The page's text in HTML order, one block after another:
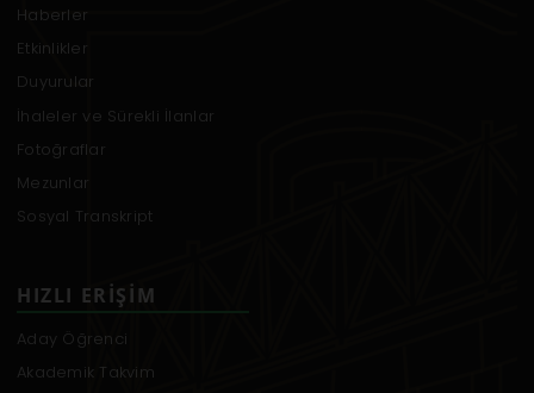
Haberler
Etkinlikler
Duyurular
İhaleler ve Sürekli İlanlar
Fotoğraflar
Mezunlar
Sosyal Transkript
HIZLI ERIŞIM
Aday Öğrenci
Akademik Takvim